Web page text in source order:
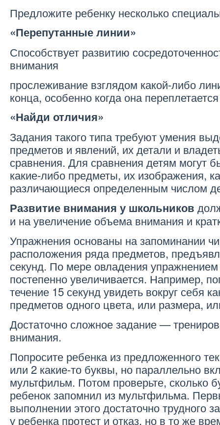
Предложите ребенку несколько
«Перепутанные линии»
Способствует развитию
внимания
прослеживание взглядом какой-либо
конца, особенно когда она
«Найди отличия»
Задания такого типа требуют умения
предметов и явлений, их детали и
сравнения. Для сравнения детям могут
какие-либо предметы, их изображения,
различающиеся определенным числом
Развитие внимания у школьников
и на увеличение объема внимания и
Упражнения основаны на запоминании
расположения ряда предметов,
секунд. По мере овладения
постепенно увеличивается. Например,
течение 15 секунд увидеть вокруг себя
предметов одного цвета, или размера,
Достаточно сложное задание —
внимания.
Попросите ребенка из предложенного
или 2 какие-то буквы, но параллельно
мультфильм. Потом проверьте, сколько
ребенок запомнил из мультфильма.
выполнении этого достаточно трудного
у ребенка протест и отказ, но в то же